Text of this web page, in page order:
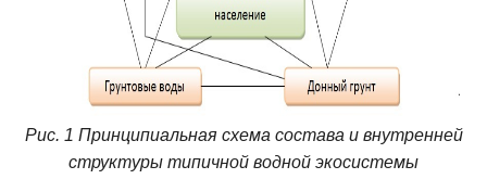
Рис. 1 Принципиальная схема состава и внутренней
структуры типичной водной экосистемы